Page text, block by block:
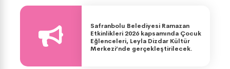
Safranbolu Belediyesi Ramazan
Etkinlikleri 2026 kapsamında Çocuk
Eğlenceleri, Leyla Dizdar Kültür
Merkezi’nde gerçekleştirilecek.